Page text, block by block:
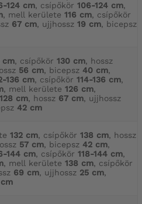
124 cm, csípőkör 106-124 cm,
, mell kerülete 116 cm, csípőkör
67 cm, ujjhossz 19 cm, bicepsz
cm, csípőkör 130 cm, hossz
56 cm, bicepsz 40 cm,
136 cm, csípőkör 114-136 cm,
, mell kerülete 126 cm,
128 cm, hossz 67 cm, ujjhossz
42 cm
132 cm, csípőkör 138 cm, hossz
57 cm, bicepsz 42 cm,
144 cm, csípőkör 118-144 cm,
, mell kerülete 138 cm, csípőkör
69 cm, ujjhossz 25 cm,